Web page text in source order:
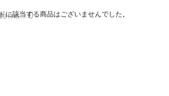
: 0
該当する商品はございませんでした。